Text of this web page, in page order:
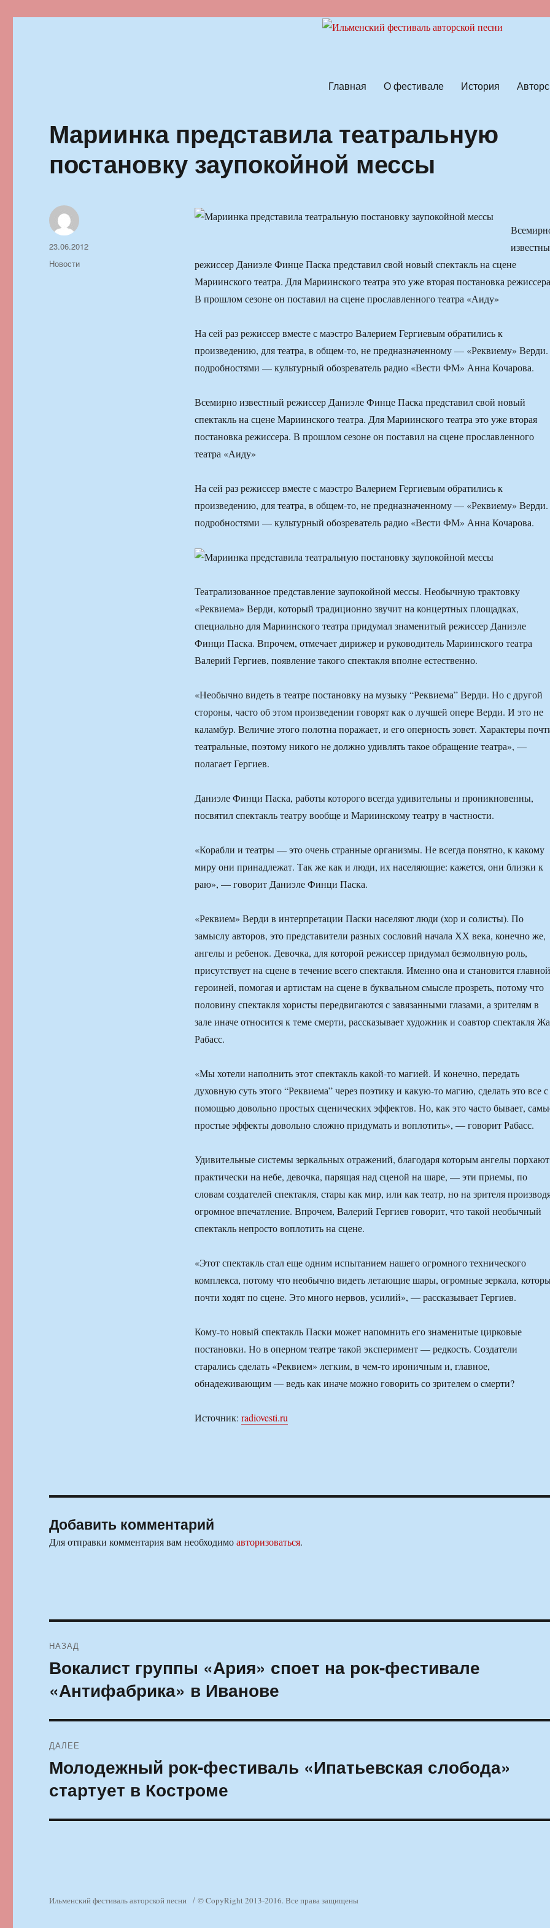
Главная О фестивале История
Мариинка представила театральную
постановку заупокойной мессы
режиссер Даниэле Финце Паска представил свой новый спектакль на сцене
Мариинского театра. Для Мариинского театра это уже вторая постановка
В прошлом сезоне он поставил на сцене прославленного театра «Аиду»
На сей раз режиссер вместе с маэстро Валерием Гергиевым обратились к
произведению, для театра, в общем-то, не предназначенному — «Реквиему»
подробностями — культурный обозреватель радио «Вести ФМ» Анна Кочарова.
Всемирно известный режиссер Даниэле Финце Паска представил свой новый
спектакль на сцене Мариинского театра. Для Мариинского театра это уже вторая
постановка режиссера. В прошлом сезоне он поставил на сцене прославленного
театра «Аиду»
На сей раз режиссер вместе с маэстро Валерием Гергиевым обратились к
произведению, для театра, в общем-то, не предназначенному — «Реквиему»
подробностями — культурный обозреватель радио «Вести ФМ» Анна Кочарова.
Театрализованное представление заупокойной мессы. Необычную трактовку
«Реквиема» Верди, который традиционно звучит на концертных площадках,
специально для Мариинского театра придумал знаменитый режиссер Даниэле
Финци Паска. Впрочем, отмечает дирижер и руководитель Мариинского театра
Валерий Гергиев, появление такого спектакля вполне естественно.
«Необычно видеть в театре постановку на музыку “Реквиема” Верди. Но с другой
стороны, часто об этом произведении говорят как о лучшей опере Верди. И это не
каламбур. Величие этого полотна поражает, и его оперность зовет. Характеры
театральные, поэтому никого не должно удивлять такое обращение театра», —
полагает Гергиев.
Даниэле Финци Паска, работы которого всегда удивительны и проникновенны,
посвятил спектакль театру вообще и Мариинскому театру в частности.
«Корабли и театры — это очень странные организмы. Не всегда понятно, к какому
миру они принадлежат. Так же как и люди, их населяющие: кажется, они близки к
раю», — говорит Даниэле Финци Паска.
«Реквием» Верди в интерпретации Паски населяют люди (хор и солисты). По
замыслу авторов, это представители разных сословий начала ХХ века, конечно же,
ангелы и ребенок. Девочка, для которой режиссер придумал безмолвную роль,
присутствует на сцене в течение всего спектакля. Именно она и становится главной
героиней, помогая и артистам на сцене в буквальном смысле прозреть, потому что
половину спектакля хористы передвигаются с завязанными глазами, а зрителям в
зале иначе относится к теме смерти, рассказывает художник и соавтор спектакля
Рабасс.
«Мы хотели наполнить этот спектакль какой-то магией. И конечно, передать
духовную суть этого “Реквиема” через поэтику и какую-то магию, сделать это все с
помощью довольно простых сценических эффектов. Но, как это часто бывает,
простые эффекты довольно сложно придумать и воплотить», — говорит Рабасс.
Удивительные системы зеркальных отражений, благодаря которым ангелы порхают
практически на небе, девочка, парящая над сценой на шаре, — эти приемы, по
словам создателей спектакля, стары как мир, или как театр, но на зрителя
огромное впечатление. Впрочем, Валерий Гергиев говорит, что такой необычный
спектакль непросто воплотить на сцене.
«Этот спектакль стал еще одним испытанием нашего огромного технического
комплекса, потому что необычно видеть летающие шары, огромные зеркала,
почти ходят по сцене. Это много нервов, усилий», — рассказывает Гергиев.
Кому-то новый спектакль Паски может напомнить его знаменитые цирковые
постановки. Но в оперном театре такой эксперимент — редкость. Создатели
старались сделать «Реквием» легким, в чем-то ироничным и, главное,
обнадеживающим — ведь как иначе можно говорить со зрителем о смерти?
Источник: radiovesti.ru
Автор
Опубликовано
23.06.2012
Рубрики
Новости
Добавить комментарий
Для отправки комментария вам необходимоавторизоваться.
по
записям
НАЗАД
Предыдущая
Вокалист группы «Ария» споет на рок-фестивале
«Антифабрика» в Иванове
ДАЛЕЕ
Следующая
Молодежный рок-фестиваль «Ипатьевская слобода»
стартует в Костроме
Ильменский фестиваль авторской песни © CopyRight 2013-2016. Все права защищены